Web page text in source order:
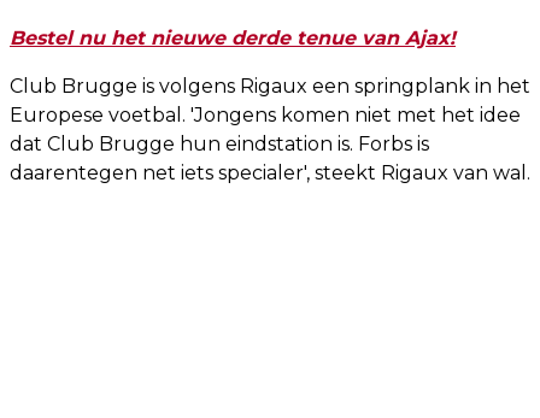
Bestel nu het nieuwe derde tenue van Ajax!
Club Brugge is volgens Rigaux een springplank in het
Europese voetbal. 'Jongens komen niet met het idee
dat Club Brugge hun eindstation is. Forbs is
daarentegen net iets specialer', steekt Rigaux van wal.